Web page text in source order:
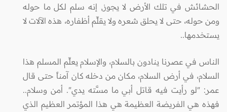
الحشائش في تلك الأرض لا يجوز, إنه سلم لكل ما حوله
ومن حوله، حتى لا يحلق شعره ولا يقلِّم أظفاره، هذه الآلات لا
يستخدمها..
الناس في عصرنا ينادون بالسلام، والإسلام يعلِّم المسلم هذا
السلام، في أرض السلام، مكان من دخله كان آمناً حتى قال
عمر: "لو رأيت فيه قاتل أبي ما مسَّته يدي". أمن وسلام..
فهذه هي الفريضة العظيمة هي هذا المؤتمر العظيم الذي